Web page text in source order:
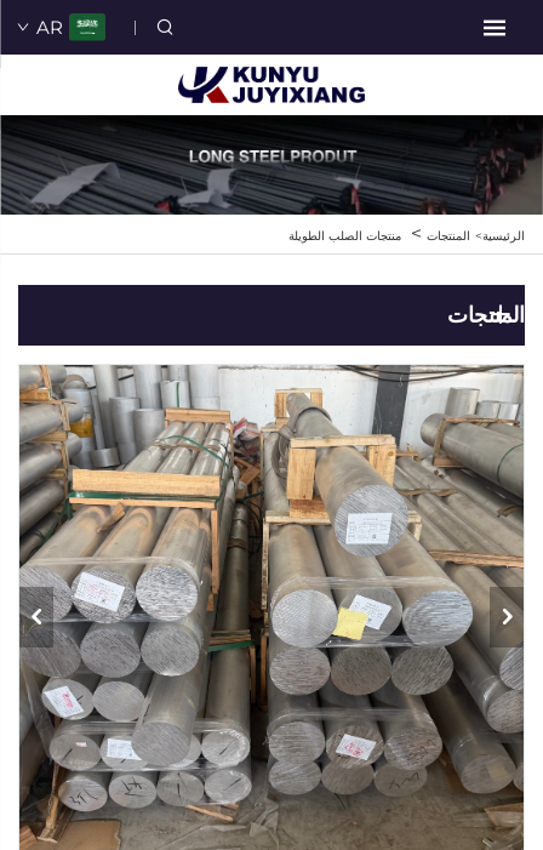
AR
الرئيسية> المنتجات > منتجات الصلب الطويلة
المنتجات